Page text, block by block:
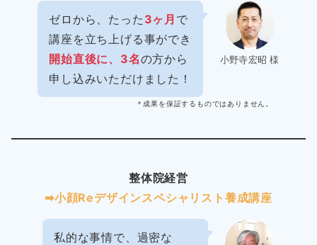
小野寺宏昭 様
ゼロから、たった 3ヶ月 で
講座を立ち上げる事ができ
開始直後に、3名の方から
申し込みいただけました！
＊成果を保証するものではありません。
整体院経営
➡︎小顔Reデザインスペシャリスト養成講座
私的な事情で、過密な